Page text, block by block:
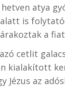
atya
is
a
cetlit
kialakított
Jézus az